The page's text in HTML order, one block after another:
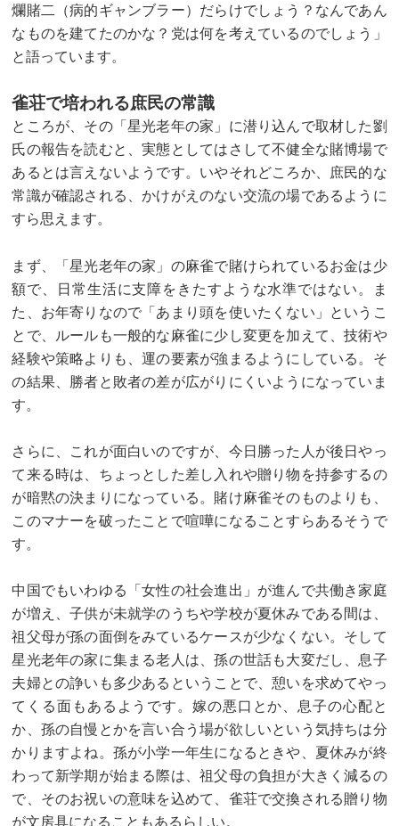
爛賭二（病的ギャンブラー）だらけでしょう？なんであん
なものを建てたのかな？党は何を考えているのでしょう」
と語っています。
雀荘で培われる庶民の常識
ところが、その「星光老年の家」に潜り込んで取材した劉
氏の報告を読むと、実態としてはさして不健全な賭博場で
あるとは言えないようです。いやそれどころか、庶民的な
常識が確認される、かけがえのない交流の場であるように
すら思えます。
まず、「星光老年の家」の麻雀で賭けられているお金は少
額で、日常生活に支障をきたすような水準ではない。ま
た、お年寄りなので「あまり頭を使いたくない」というこ
とで、ルールも一般的な麻雀に少し変更を加えて、技術や
経験や策略よりも、運の要素が強まるようにしている。そ
の結果、勝者と敗者の差が広がりにくいようになっていま
す。
さらに、これが面白いのですが、今日勝った人が後日やっ
て来る時は、ちょっとした差し入れや贈り物を持参するの
が暗黙の決まりになっている。賭け麻雀そのものよりも、
このマナーを破ったことで喧嘩になることすらあるそうで
す。
中国でもいわゆる「女性の社会進出」が進んで共働き家庭
が増え、子供が未就学のうちや学校が夏休みである間は、
祖父母が孫の面倒をみているケースが少なくない。そして
星光老年の家に集まる老人は、孫の世話も大変だし、息子
夫婦との諍いも多少あるということで、憩いを求めてやっ
てくる面もあるようです。嫁の悪口とか、息子の心配と
か、孫の自慢とかを言い合う場が欲しいという気持ちは分
かりますよね。孫が小学一年生になるときや、夏休みが終
わって新学期が始まる際は、祖父母の負担が大きく減るの
で、そのお祝いの意味を込めて、雀荘で交換される贈り物
が文房具になることもあるらしい。